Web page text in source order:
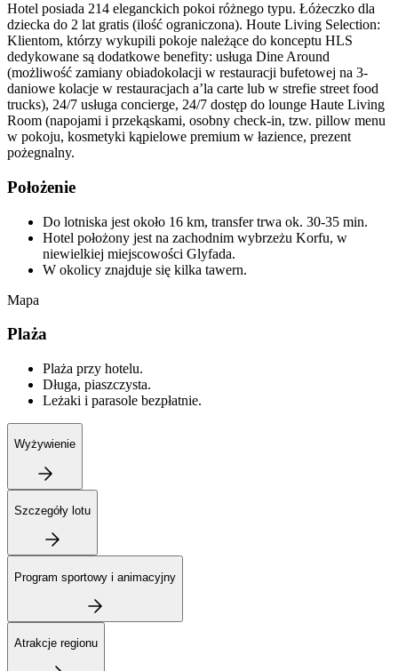
Hotel posiada 214 eleganckich pokoi różnego typu. Łóżeczko dla
dziecka do 2 lat gratis (ilość ograniczona). Houte Living Selection:
Klientom, którzy wykupili pokoje należące do konceptu HLS
dedykowane są dodatkowe benefity: usługa Dine Around
(możliwość zamiany obiadokolacji w restauracji bufetowej na 3-
daniowe kolacje w restauracjach a’la carte lub w strefie street food
trucks), 24/7 usługa concierge, 24/7 dostęp do lounge Haute Living
Room (napojami i przekąskami, osobny check-in, tzw. pillow menu
w pokoju, kosmetyki kąpielowe premium w łazience, prezent
pożegnalny.
Położenie
Do lotniska jest około 16 km, transfer trwa ok. 30-35 min.
Hotel położony jest na zachodnim wybrzeżu Korfu, w
niewielkiej miejscowości Glyfada.
W okolicy znajduje się kilka tawern.
Mapa
Plaża
Plaża przy hotelu.
Długa, piaszczysta.
Leżaki i parasole bezpłatnie.
Wyżywienie
Szczegóły lotu
Program sportowy i animacyjny
Atrakcje regionu